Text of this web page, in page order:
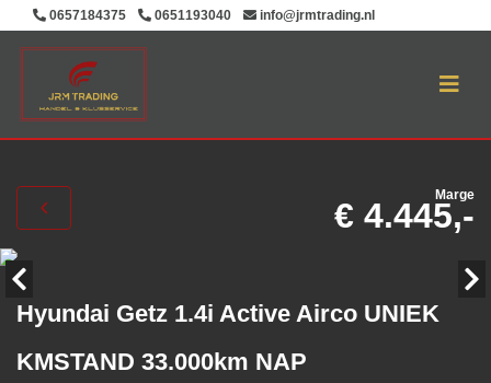
0657184375 0651193040 info@jrmtrading.nl
Marge
€ 4.445,-
Hyundai Getz 1.4i Active Airco UNIEK
KMSTAND 33.000km NAP